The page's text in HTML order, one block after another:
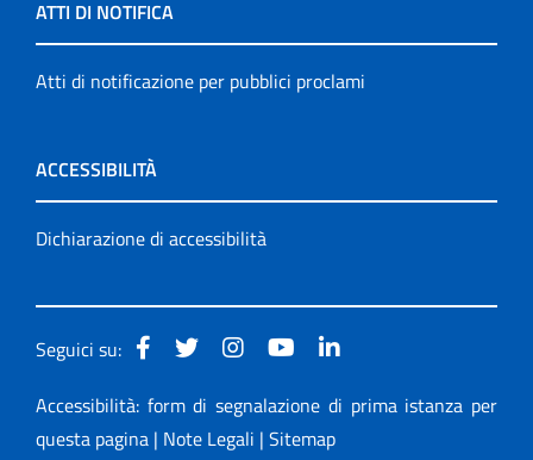
ATTI DI NOTIFICA
Atti di notificazione per pubblici proclami
ACCESSIBILITÀ
Dichiarazione di accessibilità
Seguici su:
Accessibilità: form di segnalazione di prima istanza per
questa pagina | Note Legali | Sitemap